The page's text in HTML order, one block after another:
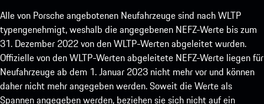
Alle von Porsche angebotenen Neufahrzeuge sind nach WLTP
typengenehmigt, weshalb die angegebenen NEFZ-Werte bis zum
31. Dezember 2022 von den WLTP-Werten abgeleitet wurden.
Offizielle von den WLTP-Werten abgeleitete NEFZ-Werte liegen für
Neufahrzeuge ab dem 1. Januar 2023 nicht mehr vor und können
daher nicht mehr angegeben werden. Soweit die Werte als
Spannen angegeben werden, beziehen sie sich nicht auf ein